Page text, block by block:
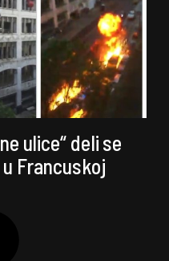
ulice“ deli se
Francuskoj